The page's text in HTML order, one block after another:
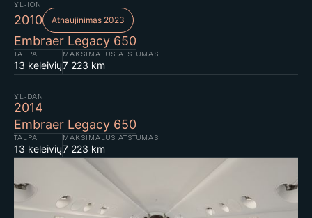
YL-ION
2010 Atnaujinimas 2023
Embraer Legacy 650
TALPA
13 keleivių
MAKSIMALUS ATSTUMAS
7 223 km
YL-DAN
2014
Embraer Legacy 650
TALPA
13 keleivių
MAKSIMALUS ATSTUMAS
7 223 km